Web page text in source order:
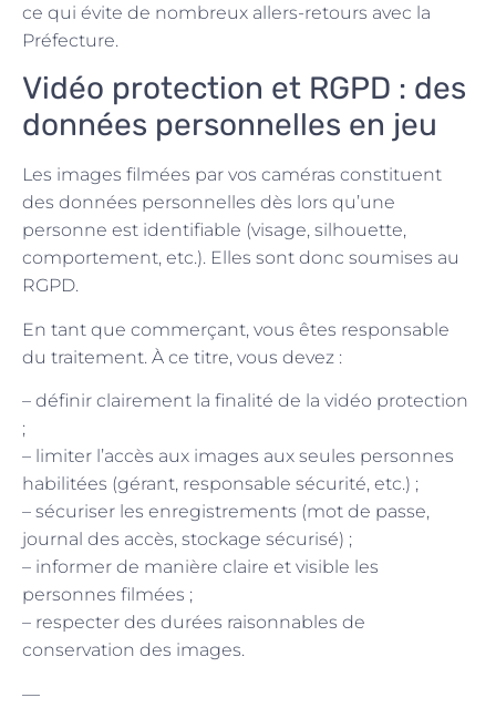
ce qui évite de nombreux allers-retours avec la
Préfecture.
Vidéo protection et RGPD : des
données personnelles en jeu
Les images filmées par vos caméras constituent
des données personnelles dès lors qu’une
personne est identifiable (visage, silhouette,
comportement, etc.). Elles sont donc soumises au
RGPD.
En tant que commerçant, vous êtes responsable
du traitement. À ce titre, vous devez :
– définir clairement la finalité de la vidéo protection
;
– limiter l’accès aux images aux seules personnes
habilitées (gérant, responsable sécurité, etc.) ;
– sécuriser les enregistrements (mot de passe,
journal des accès, stockage sécurisé) ;
– informer de manière claire et visible les
personnes filmées ;
– respecter des durées raisonnables de
conservation des images.
—